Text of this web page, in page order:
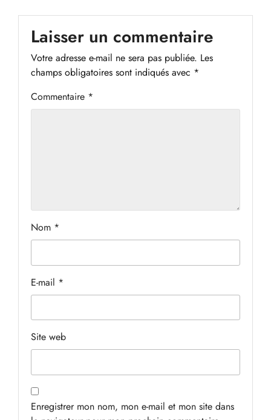
Laisser un commentaire
Votre adresse e-mail ne sera pas publiée. Les
champs obligatoires sont indiqués avec *
Commentaire *
Nom *
E-mail *
Site web
Enregistrer mon nom, mon e-mail et mon site dans